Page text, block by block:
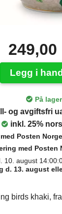
249,00
Legg i
På lager
og avgiftsfri
inkl. 25%
Posten
med Posten
10. august
d. 13. august
birds khaki,